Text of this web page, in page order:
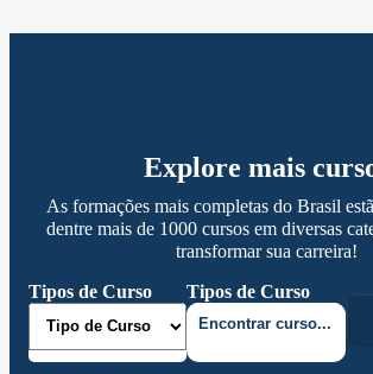
Explore mais
As formações mais completas do Brasil
dentre mais de 1000 cursos em diversas
transformar sua carreira!
Tipos de Curso
Tipos de Curso